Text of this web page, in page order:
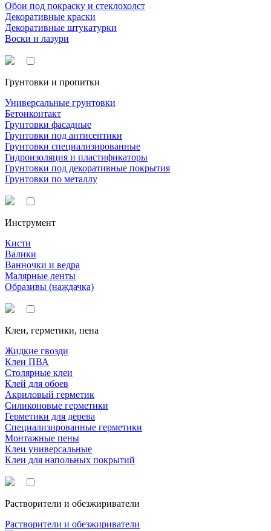
Обои под покраску и стеклохолст
Декоративные краски
Декоративные штукатурки
Воски и лазури
Грунтовки и пропитки
Универсальные грунтовки
Бетонконтакт
Грунтовки фасадные
Грунтовки под антисептики
Грунтовки специализированные
Гидроизоляция и пластификаторы
Грунтовки под декоративные покрытия
Грунтовки по металлу
Инструмент
Кисти
Валики
Ванночки и ведра
Малярные ленты
Образивы (наждачка)
Клеи, герметики, пена
Жидкие гвозди
Клеи ПВА
Столярные клеи
Клей для обоев
Акриловый герметик
Силиконовые герметики
Герметики для дерева
Специализированные герметики
Монтажные пены
Клеи универсальные
Клеи для напольных покрытий
Растворители и обезжириватели
Растворители и обезжириватели